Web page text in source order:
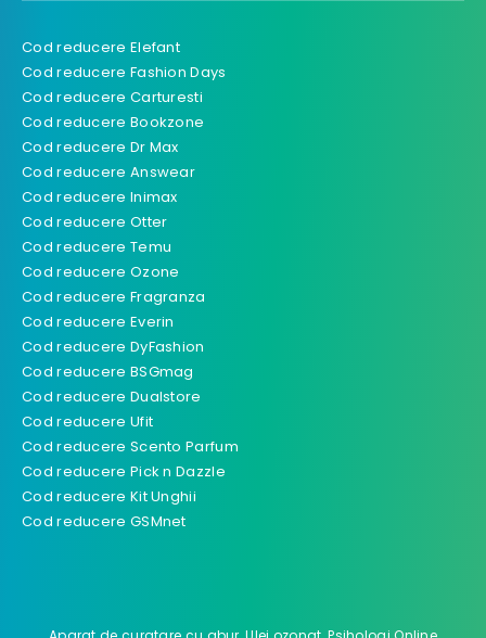
Cod reducere Elefant
Cod reducere Fashion Days
Cod reducere Carturesti
Cod reducere Bookzone
Cod reducere Dr Max
Cod reducere Answear
Cod reducere Inimax
Cod reducere Otter
Cod reducere Temu
Cod reducere Ozone
Cod reducere Fragranza
Cod reducere Everin
Cod reducere DyFashion
Cod reducere BSGmag
Cod reducere Dualstore
Cod reducere Ufit
Cod reducere Scento Parfum
Cod reducere Pick n Dazzle
Cod reducere Kit Unghii
Cod reducere GSMnet